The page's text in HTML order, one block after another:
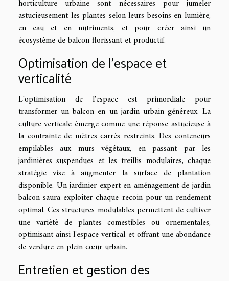
horticulture urbaine sont nécessaires pour jumeler
astucieusement les plantes selon leurs besoins en lumière,
en eau et en nutriments, et pour créer ainsi un
écosystème de balcon florissant et productif.
Optimisation de l'espace et
verticalité
L'optimisation de l'espace est primordiale pour
transformer un balcon en un jardin urbain généreux. La
culture verticale émerge comme une réponse astucieuse à
la contrainte de mètres carrés restreints. Des conteneurs
empilables aux murs végétaux, en passant par les
jardinières suspendues et les treillis modulaires, chaque
stratégie vise à augmenter la surface de plantation
disponible. Un jardinier expert en aménagement de jardin
balcon saura exploiter chaque recoin pour un rendement
optimal. Ces structures modulables permettent de cultiver
une variété de plantes comestibles ou ornementales,
optimisant ainsi l'espace vertical et offrant une abondance
de verdure en plein cœur urbain.
Entretien et gestion des